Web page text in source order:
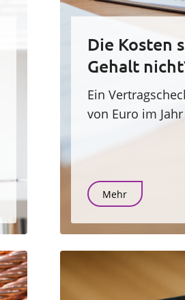
Die Kosten
Gehalt
Ein
von Euro im
Mehr